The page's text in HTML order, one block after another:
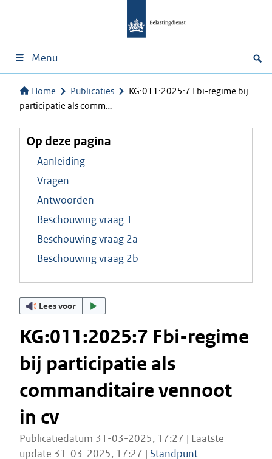
Menu
Home Publicaties
KG:011:2025:7 Fbi-regime bij
participatie als comm…
Op deze pagina
Aanleiding
Vragen
Antwoorden
Beschouwing vraag 1
Beschouwing vraag 2a
Beschouwing vraag 2b
Lees voor
KG:011:2025:7 Fbi-regime
bij participatie als
commanditaire vennoot
in cv
Publicatiedatum 31-03-2025, 17:27 | Laatste
update 31-03-2025, 17:27 | Standpunt